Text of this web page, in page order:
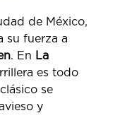
de México,
su fuerza a
. En La
es todo
se
y